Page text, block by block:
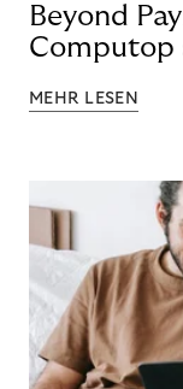
Beyond
Computop
MEHR LESEN